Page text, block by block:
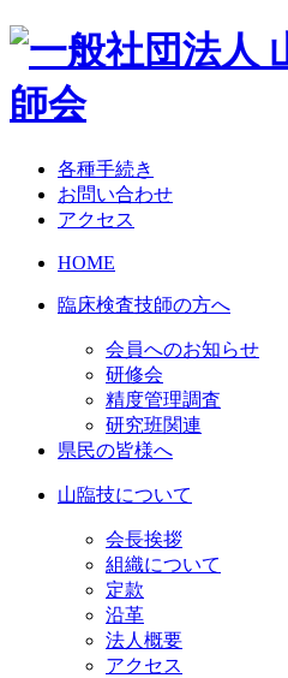
各種手続き
お問い合わせ
アクセス
HOME
臨床検査技師の方へ
会員へのお知らせ
研修会
精度管理調査
研究班関連
県民の皆様へ
山臨技について
会長挨拶
組織について
定款
沿革
法人概要
アクセス